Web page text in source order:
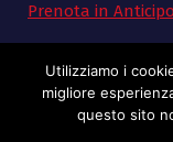
Prenota in
Utilizziamo i
migliore
questo sito